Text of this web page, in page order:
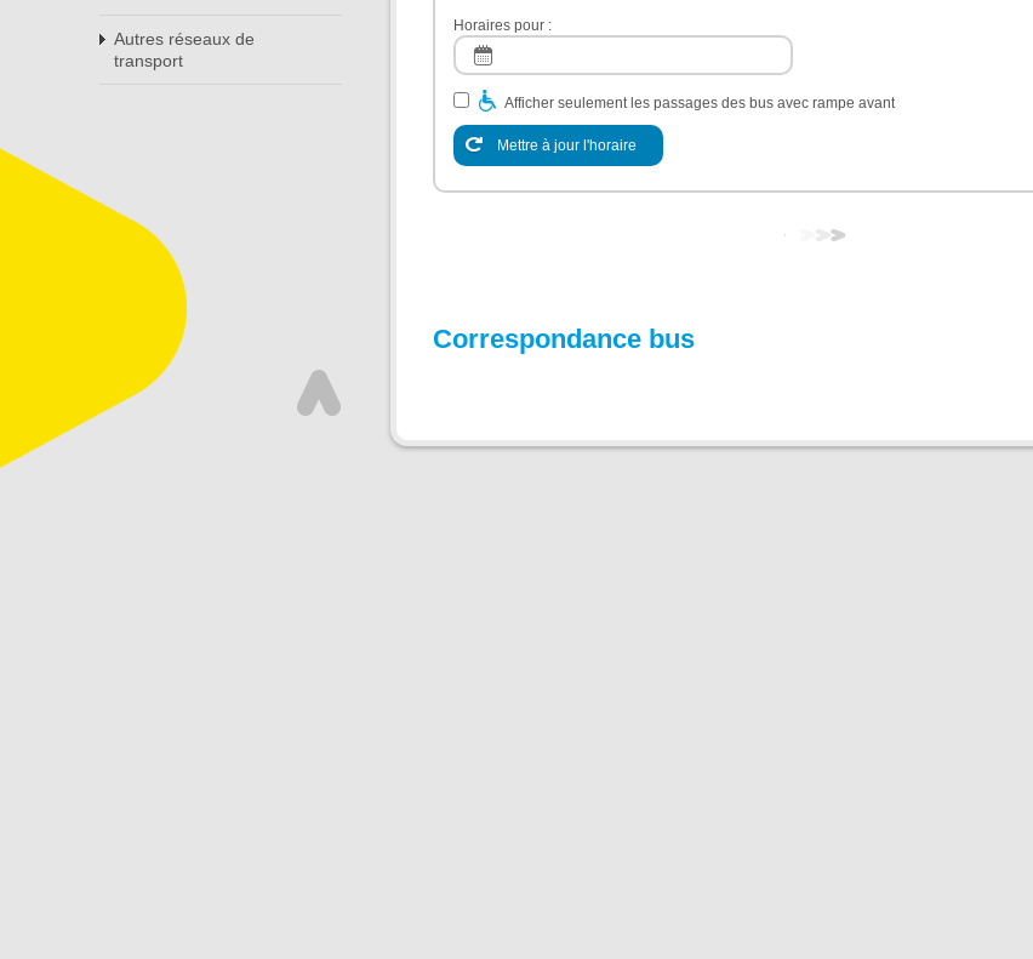
Autres réseaux de
transport
Horaires pour :
Afficher seulement les passages des bus avec rampe avant
Mettre à jour l'horaire
Correspondance bus